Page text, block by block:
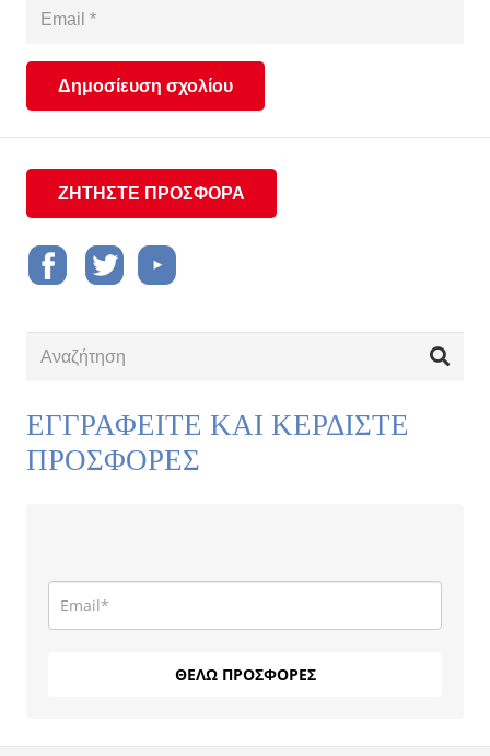
Δημοσίευση σχολίου
ΖΗΤΗΣΤΕ ΠΡΟΣΦΟΡΑ
ΕΓΓΡΑΦΕΙΤΕ ΚΑΙ ΚΕΡΔΙΣΤΕ
ΠΡΟΣΦΟΡΕΣ
ΘΕΛΩ ΠΡΟΣΦΟΡΕΣ